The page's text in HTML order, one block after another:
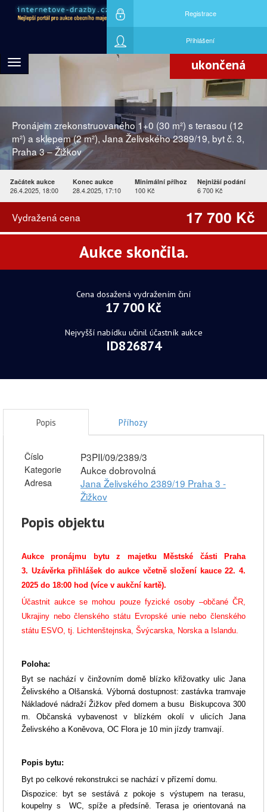
Registrace
Přihlášení
Nejvyšší nabídku učinil účastník aukce
Toggle
ukončená
Pronájem zrekonstruovaného 1+0 (30 m²) s terasou (12
m²) a sklepem (2 m²), Jana Želivského 2389/19, byt č. 3,
Praha 3 – Žižkov
Začátek aukce
26.4.2025, 18:00
Konec aukce
28.4.2025, 17:10
Minimální příhoz
100 Kč
Nejnižší podání
6 700 Kč
Vydražená cena
17 700 Kč
Aukce skončila.
Cena dosažená vydražením činí
17 700 Kč
Nejvyšší nabídku učinil účastník aukce
ID826874
Popis Příhozy
Číslo P3PII/09/2389/3
Kategorie Aukce dobrovolná
Adresa
Jana Želivského 2389/19 Praha 3 -
Žižkov
Popis objektu
Aukce pronájmu bytu z majetku Městské části Praha
3. Uzávěrka přihlášek do aukce včetně složení kauce 22. 4.
2025 do 18:00 hod (více v aukční kartě).
Účastnit aukce se mohou pouze fyzické osoby –občané ČR,
Ukrajiny nebo členského státu Evropské unie nebo členského
státu ESVO, tj. Lichtenštejnska, Švýcarska, Norska a Islandu.
Poloha:
Byt se nachází v činžovním domě blízko křižovatky ulic Jana
Želivského a Olšanská. Výborná dostupnost: zastávka tramvaje
Nákladové nádraží Žižkov před domem a busu Biskupcova300
m. Občanská vybavenost v blízkém okolí v ulicích Jana
Želivského a Koněvova, OC Flora je 10 min jízdy tramvají.
Popis bytu:
Byt po celkové rekonstrukci se nachází v přízemí domu.
Dispozice: byt se sestává z pokoje s výstupem na terasu,
koupelny s WC, spíže a předsíně. Terasa je orientovaná na